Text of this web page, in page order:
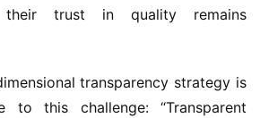
their trust in quality remains
transparency strategy is
to this challenge: “Transparent